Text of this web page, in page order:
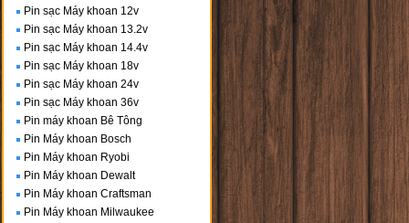
Pin sạc Máy khoan 12v
Pin sạc Máy khoan 13.2v
Pin sạc Máy khoan 14.4v
Pin sạc Máy khoan 18v
Pin sạc Máy khoan 24v
Pin sạc Máy khoan 36v
Pin máy khoan Bê Tông
Pin Máy khoan Bosch
Pin Máy khoan Ryobi
Pin Máy khoan Dewalt
Pin Máy khoan Craftsman
Pin Máy khoan Milwaukee